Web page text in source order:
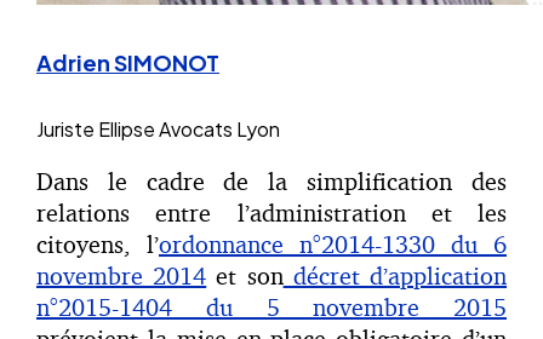
Adrien SIMONOT
Juriste Ellipse Avocats Lyon
Dans le cadre de la simplification des
relations entre l’administration et les
citoyens, l’ordonnance n°2014-1330 du 6
novembre 2014 et sondécret d’application
n°2015-1404 du 5 novembre 2015